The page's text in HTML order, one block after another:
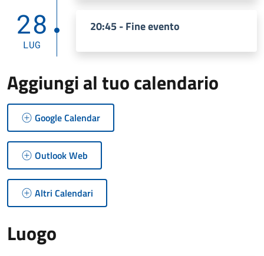
28
LUG
20:45 - Fine evento
Aggiungi al tuo calendario
Google Calendar
Outlook Web
Altri Calendari
Luogo